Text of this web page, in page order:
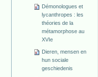
Démonologues et
lycanthropes : les
théories de la
métamorphose au
XVIe
Dieren, mensen en
hun sociale
geschiedenis